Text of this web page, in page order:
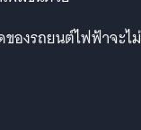
องรถยนต์ไฟฟ้าจะไ